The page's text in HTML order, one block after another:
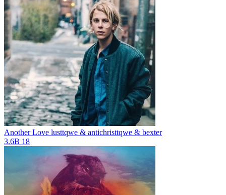
Another Love lusttqwe & antichristtqwe & bexter
3.6B 18